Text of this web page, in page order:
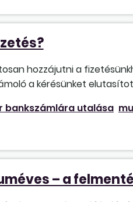
hozzájutni a
a kérésünket
bankszámlára utalása
– a